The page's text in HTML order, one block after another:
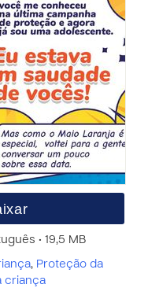
• 19,5 MB
, Proteção da
criança